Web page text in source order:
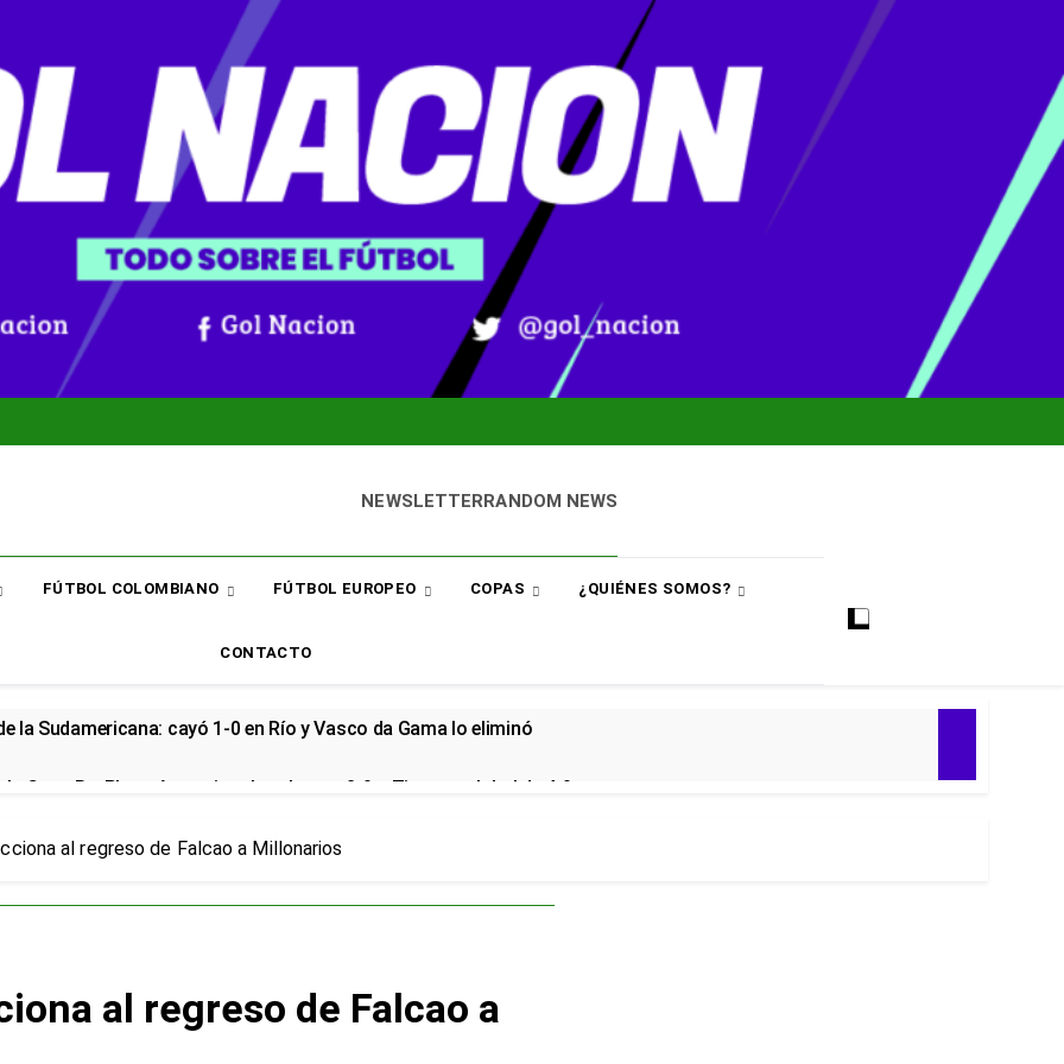
NEWSLETTERRANDOM NEWS
FÚTBOL COLOMBIANO FÚTBOL EUROPEO COPAS ¿QUIÉNES SOMOS?
CONTACTO
la Sudamericana: cayó 1-0 en Río y Vasco da Gama lo eliminó
la Copa BetPlay y Armani vuelve al arco: 2-0 a Tigres y global de 4-0
renovó con la Selección Colombia y seguirá rumbo al Mundial 2030
en el Arsenal: el sudamericano se queda en el campeón de la Premier
así quedó la Liga BetPlay tras la fecha 2
al regreso de Falcao a Millonarios
al regreso de Falcao a